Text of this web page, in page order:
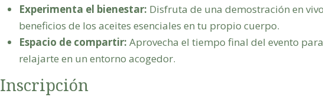
Experimenta el bienestar: Disfruta de una demostración en
beneficios de los aceites esenciales en tu propio cuerpo.
Espacio de compartir: Aprovecha el tiempo final del evento
relajarte en un entorno acogedor.
Inscripción